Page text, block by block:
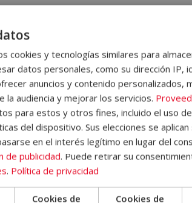
en el campo de la estética
. En lugar de
y, con ello, embellecer desde la raíz.
sino que también
evalúa aspectos
técnicas de relajación, tratamientos
fluye desde dentro.
sino quese integran como técnicas
se adapta a la persona, no al revés. Aquí no
cookies y tecnologías similares para
datos personales, como su dirección IP,
anuncios y contenido personalizados,
audiencia y mejorar los servicios.
para estos y otros fines, incluido el uso
del dispositivo. Sus elecciones se
en el interés legítimo en lugar del
de publicidad. Puede retirar su
. Política de privacidad
Cookies de
Cookies de